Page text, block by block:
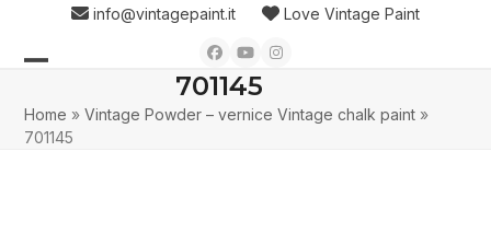
content
info@vintagepaint.it Love Vintage Paint
Facebook
YouTubeInstagram
mobile
mobile
701145
Home »Vintage Powder – vernice Vintage chalk paint »
701145